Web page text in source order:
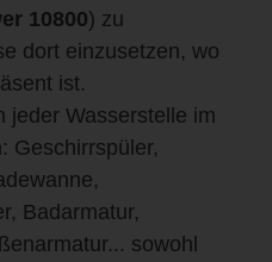
10800) zu
dort einzusetzen, wo
ist.
jeder Wasserstelle im
Geschirrspüler,
Badarmatur,
sowohl